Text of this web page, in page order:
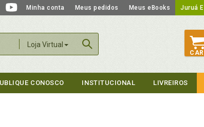
Minha conta Meus pedidos Meus eBooks Juruá
Loja Virtual
CONOSCO INSTITUCIONAL LIVREIROS